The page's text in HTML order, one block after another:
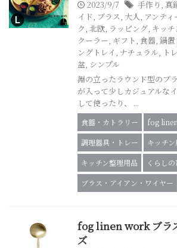
2023/9/7 手作り , 真
イド, ブラス, 大人, アンティ
ク, 北欧, ラッピング, キッチ
クーラー, ギフト, 食器, 鍋置
ングトレイ , ナチュラル, ト
盆, シンプル
淵の立ったラウンド型のブ
が入って少しカジュアルな
して使ったり、 ...
食器・カトラリー
fog
調理器具・トレー
キッチ
キッチン整理用品
くらし
ブラス・アイアン・ワイヤー
fog linen work ブラ
ズ